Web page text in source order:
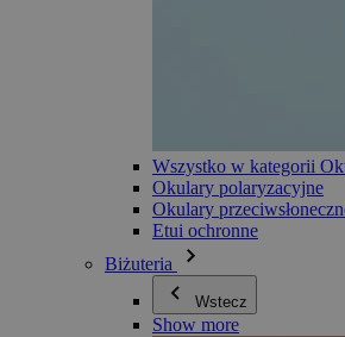
Wszystko w kategorii
Okulary polaryzacyjne
Okulary
Etui ochronne
Biżuteria
Wstecz
Show more